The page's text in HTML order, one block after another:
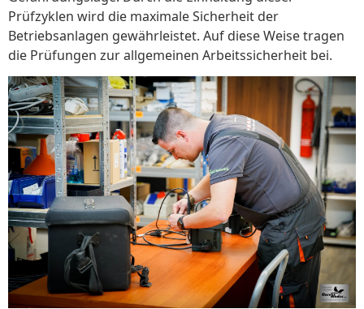
Prüfzyklen wird die maximale Sicherheit der
Betriebsanlagen gewährleistet. Auf diese Weise tragen
die Prüfungen zur allgemeinen Arbeitssicherheit bei.